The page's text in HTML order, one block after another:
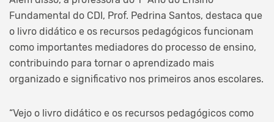
Fundamental do CDI, Prof. Pedrina Santos, destaca que
o livro didático e os recursos pedagógicos funcionam
como importantes mediadores do processo de ensino,
contribuindo para tornar o aprendizado mais
organizado e significativo nos primeiros anos escolares.
“Vejo o livro didático e os recursos pedagógicos como